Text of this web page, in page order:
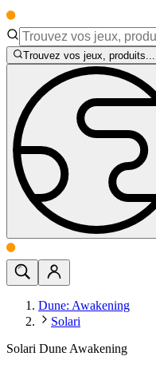
Trouvez vos jeux, produits...
Dune: Awakening
Solari
Solari Dune Awakening